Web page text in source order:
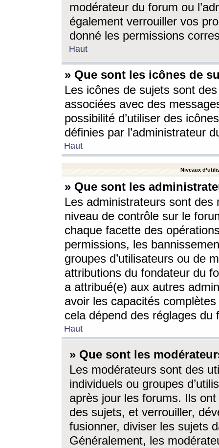
modérateur du forum ou
également verrouiller vos
donné les permissions
Haut
» Que sont les icônes de
Les icônes de sujets sont
associées avec des
possibilité d’utiliser des
définies par l’administrateur
Haut
Niveaux
» Que sont les
Les administrateurs sont
niveau de contrôle sur le
chaque facette des
permissions, les
groupes d’utilisateurs ou de
attributions du fondateur du
a attribué(e) aux autres
avoir les capacités
cela dépend des réglages du
Haut
» Que sont les
Les modérateurs sont des
individuels ou groupes
après jour les forums. Ils ont
des sujets, et verrouiller,
fusionner, diviser les sujets
Généralement, les